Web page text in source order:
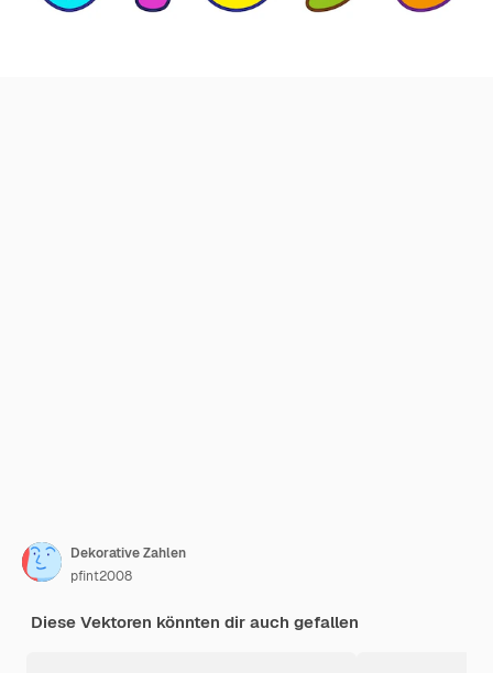
Dekorative Zahlen
pfint2008
Diese Vektoren könnten dir auch gefallen